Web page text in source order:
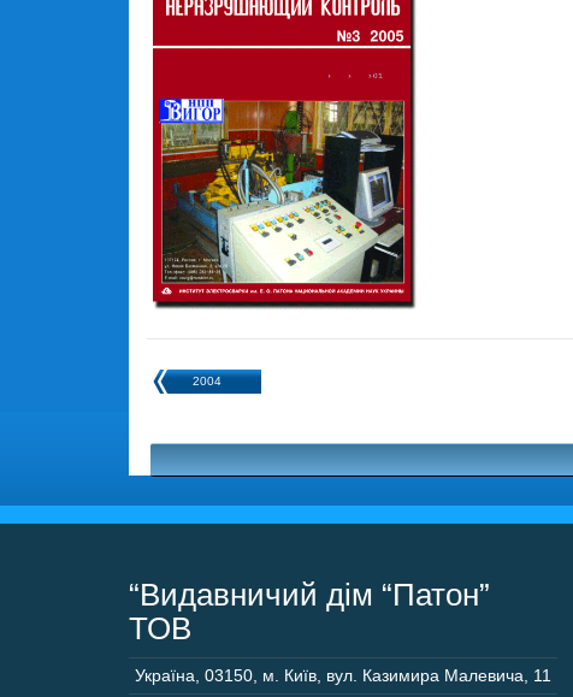
2004
“Видавничий дім “Патон”
ТОВ
Україна 03150 м. Київ, вул. Казимира Малевича, 11